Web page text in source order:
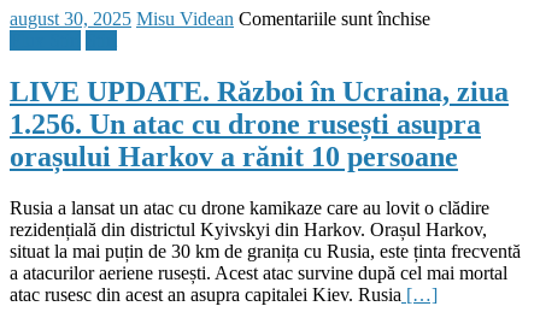
Posted
august 30, 2025 Author
Misu Videan Comentariile sunt închisepentru
Leyen
vrea
confiște
de
miliarde
de
euro
din
LIVE UPDATE. Război în Ucraina, ziua
1.256. Un atac cu drone rusești asupra
orașului Harkov a rănit 10 persoane
Rusia a lansat un atac cu drone kamikaze care au lovit o clădire
rezidențială din districtul Kyivskyi din Harkov. Orașul Harkov,
situat la mai puțin de 30 km de granița cu Rusia, este ținta frecventă
a atacurilor aeriene rusești. Acest atac survine după cel mai mortal
atac rusesc din acest an asupra capitalei Kiev. Rusia […]